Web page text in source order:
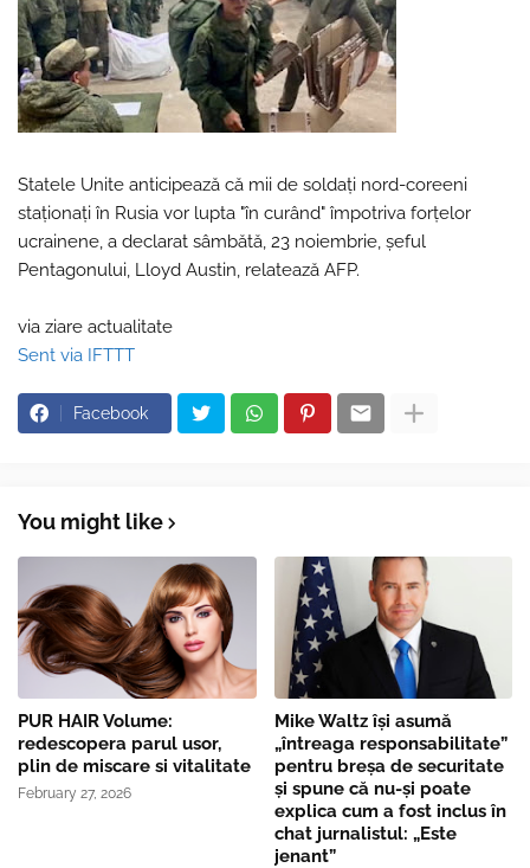
Statele Unite anticipează că mii de soldaţi nord-coreeni
staţionaţi în Rusia vor lupta "în curând" împotriva forţelor
ucrainene, a declarat sâmbătă, 23 noiembrie, şeful
Pentagonului, Lloyd Austin, relatează AFP.
via ziare actualitate
Sent via IFTTT
Facebook
You might like
PUR HAIR Volume:
redescopera parul usor,
plin de miscare si vitalitate
February 27, 2026
Mike Waltz îşi asumă
„întreaga responsabilitate”
pentru breşa de securitate
și spune că nu-și poate
explica cum a fost inclus în
chat jurnalistul: „Este
jenant”